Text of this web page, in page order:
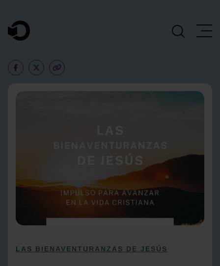
Navegación Principal
LAS BIENAVENTURANZAS DE JESÚS